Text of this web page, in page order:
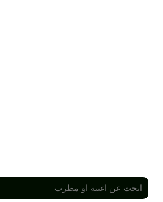
قسم اغاني مصرية